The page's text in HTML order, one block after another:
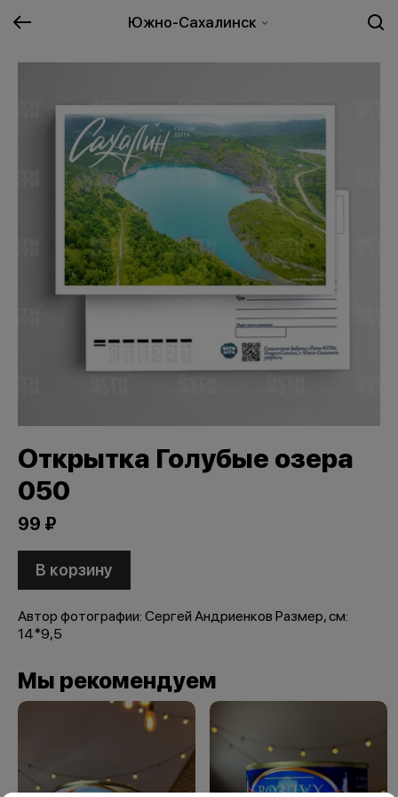
Южно-Сахалинск
Открытка Голубые озера
050
99 ₽
В корзину
Автор фотографии: Сергей Андриенков Размер, см:
14*9,5
Мы рекомендуем